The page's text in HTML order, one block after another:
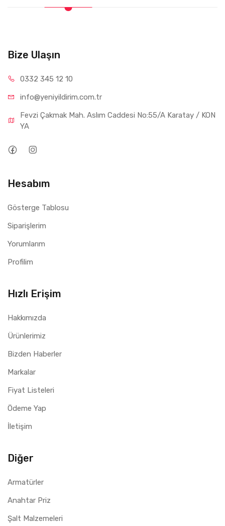
Bize Ulaşın
0332 345 12 10
info@yeniyildirim.com.tr
Fevzi Çakmak Mah. Aslım Caddesi No:55/A Karatay / KON
YA
Hesabım
Gösterge Tablosu
Siparişlerim
Yorumlarım
Profilim
Hızlı Erişim
Hakkımızda
Ürünlerimiz
Bizden Haberler
Markalar
Fiyat Listeleri
Ödeme Yap
İletişim
Diğer
Armatürler
Anahtar Priz
Şalt Malzemeleri